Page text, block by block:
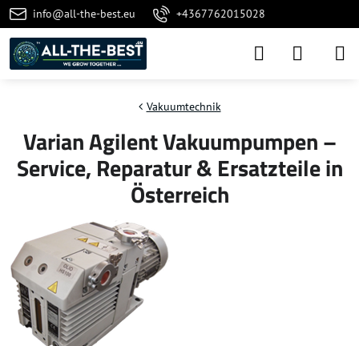
info@all-the-best.eu +4367762015028
Vakuumtechnik
Varian Agilent Vakuumpumpen –
Service, Reparatur & Ersatzteile in
Österreich